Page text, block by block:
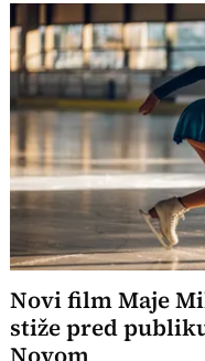
Novi film Maje
stiže pred